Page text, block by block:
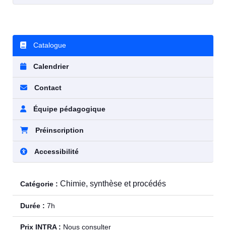
Catalogue
Calendrier
Contact
Équipe pédagogique
Préinscription
Accessibilité
Catégorie : Chimie, synthèse et procédés
Durée : 7h
Prix INTRA : Nous consulter